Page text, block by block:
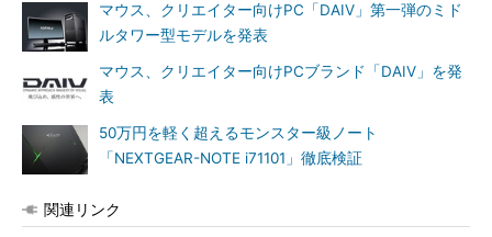
マウス、クリエイター向けPC「DAIV」第一弾のミド
ルタワー型モデルを発表
マウス、クリエイター向けPCブランド「DAIV」を発
表
50万円を軽く超えるモンスター級ノート
「NEXTGEAR-NOTE i71101」徹底検証
関連リンク